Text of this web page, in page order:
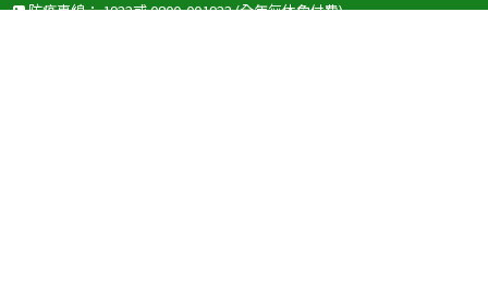
防疫專線：1922或0800-001922(全年無休免付費)